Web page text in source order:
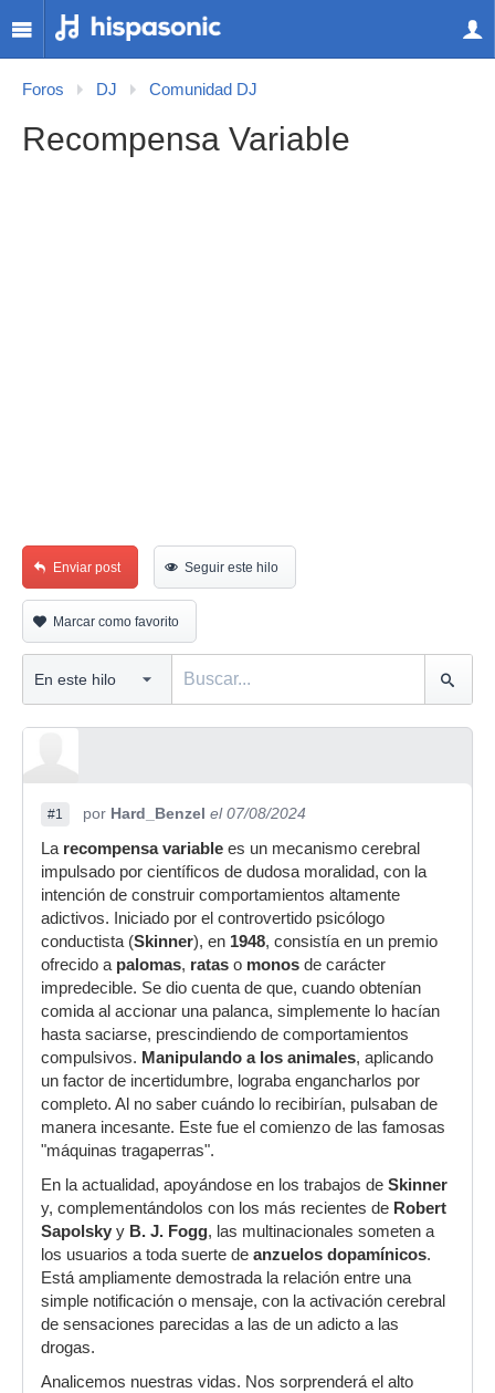
Foros DJ Comunidad DJ
Recompensa Variable
Enviar post Seguir este hilo
Marcar como favorito
#1 por Hard_Benzel el 07/08/2024
La recompensa variable es un mecanismo cerebral
impulsado por científicos de dudosa moralidad, con la
intención de construir comportamientos altamente
adictivos. Iniciado por el controvertido psicólogo
conductista (Skinner), en 1948, consistía en un premio
ofrecido a palomas, ratas o monos de carácter
impredecible. Se dio cuenta de que, cuando obtenían
comida al accionar una palanca, simplemente lo hacían
hasta saciarse, prescindiendo de comportamientos
compulsivos. Manipulando a los animales, aplicando
un factor de incertidumbre, lograba engancharlos por
completo. Al no saber cuándo lo recibirían, pulsaban de
manera incesante. Este fue el comienzo de las famosas
"máquinas tragaperras".
En la actualidad, apoyándose en los trabajos de Skinner
y, complementándolos con los más recientes de Robert
Sapolsky y B. J. Fogg, las multinacionales someten a
los usuarios a toda suerte de anzuelos dopamínicos.
Está ampliamente demostrada la relación entre una
simple notificación o mensaje, con la activación cerebral
de sensaciones parecidas a las de un adicto a las
drogas.
Analicemos nuestras vidas. Nos sorprenderá el alto